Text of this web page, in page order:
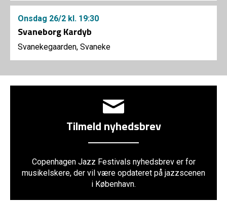
Onsdag 26/2 kl. 19:30
Svaneborg Kardyb
Svanekegaarden, Svaneke
Tilmeld nyhedsbrev
Copenhagen Jazz Festivals nyhedsbrev er for
musikelskere, der vil være opdateret på jazzscenen
i København.